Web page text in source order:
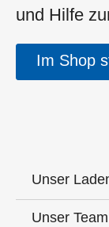
und Hilfe
Im Shop
Unser
Unser Team